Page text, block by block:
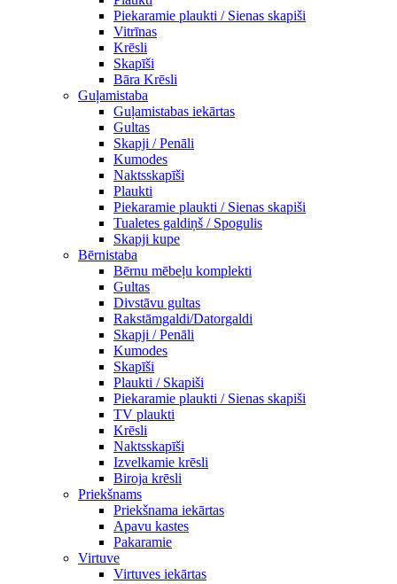
Piekaramie plaukti / Sienas skapiši
Vitrīnas
Krēsli
Skapīši
Bāra Krēsli
Guļamistaba
Guļamistabas iekārtas
Gultas
Skapji / Penāli
Kumodes
Naktsskapīši
Plaukti
Piekaramie plaukti / Sienas skapiši
Tualetes galdiņš / Spogulis
Skapji kupe
Bērnistaba
Bērnu mēbeļu komplekti
Gultas
Divstāvu gultas
Rakstāmgaldi/Datorgaldi
Skapji / Penāli
Kumodes
Skapīši
Plaukti / Skapiši
Piekaramie plaukti / Sienas skapiši
TV plaukti
Krēsli
Naktsskapīši
Izvelkamie krēsli
Biroja krēsli
Priekšnams
Priekšnama iekārtas
Apavu kastes
Pakaramie
Virtuve
Virtuves iekārtas